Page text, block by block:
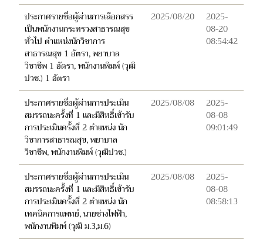
ประกาศรายชื่อผู้ผ่านการเลือกสรร
เป็นพนักงานกระทรวงสาธารณสุข
ทั่วไป ตำแหน่งนักวิชาการ
สาธารณสุข 1 อัตรา, พยาบาล
วิชาชีพ 1 อัตรา, พนักงานพิมพ์ (วุฒิ
ปวช.) 1 อัตรา
2025/08/20
2025-
08-20
08:54:42
ประกาศรายชื่อผู้ผ่านการประเมิน
สมรรถนะครั้งที่ 1 และมีสิทธิ์เข้ารับ
การประเมินครั้งที่ 2 ตำแหน่ง นัก
วิชาการสาธารณสุข, พยาบาล
วิชาชีพ, พนักงานพิมพ์ (วุฒิปวช.)
2025/08/08
2025-
08-08
09:01:49
ประกาศรายชื่อผู้ผ่านการประเมิน
สมรรถนะครั้งที่ 1 และมีสิทธิ์เข้ารับ
การประเมินครั้งที่ 2 ตำแหน่ง นัก
เทคนิคการแพทย์, นายช่างไฟฟ้า,
พนักงานพิมพ์ (วุฒิ ม.3,ม.6)
2025/08/08
2025-
08-08
08:58:13